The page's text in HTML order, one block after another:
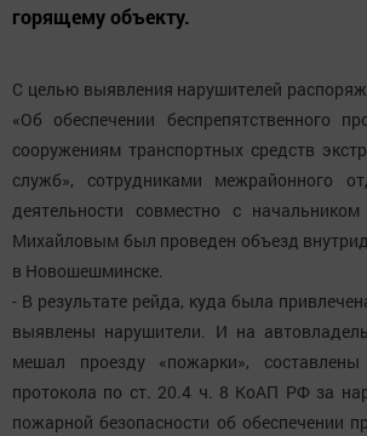
горящему объекту.
С целью выявления нарушителей
«Об обеспечении беспрепятственного
сооружениям транспортных средств
служб», сотрудниками межрайонного
деятельности совместно с
Михайловым был проведен объезд
в Новошешминске.
- В результате рейда, куда была
выявлены нарушители. И на
мешал проезду «пожарки», составлены
протокола по ст. 20.4 ч. 8 КоАП РФ за
пожарной безопасности об обеспечении